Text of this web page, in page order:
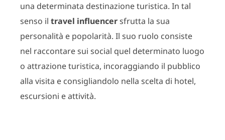
una determinata destinazione turistica. In tal
senso il travel influencersfrutta la sua
personalità e popolarità. Il suo ruolo consiste
nel raccontare sui social quel determinato luogo
o attrazione turistica, incoraggiando il pubblico
alla visita e consigliandolo nella scelta di hotel,
escursioni e attività.